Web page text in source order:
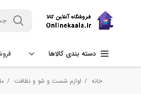
دسته بندی کالاها
خانه لوازم شست و شو و نظافت